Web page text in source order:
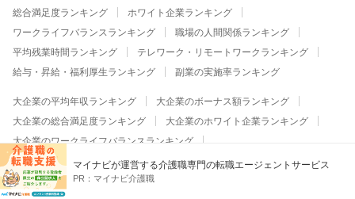
マイナビが運営する介護職専門の転職エージェントサービス
PR： マイナビ介護職
総合満足度ランキング
ホワイト企業ランキング
ワークライフバランスランキング
職場の人間関係ランキング
平均残業時間ランキング
テレワーク・リモートワークランキング
給与・昇給・福利厚生ランキング
副業の実施率ランキング
大企業の平均年収ランキング
大企業のボーナス額ランキング
大企業の総合満足度ランキング
大企業のホワイト企業ランキング
大企業のワークライフバランスランキング
大企業の職場の人間関係ランキング
大企業の平均残業時間ランキング